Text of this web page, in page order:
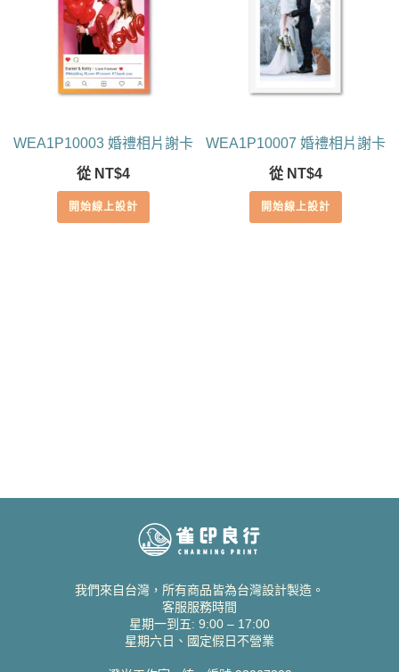
WEA1P10003 婚禮相片謝卡
從 NT$4
開始線上設計
WEA1P10007 婚禮相片謝卡
從 NT$4
開始線上設計
我們來自台灣，所有商品皆為台灣設計製造。
客服服務時間
星期一到五: 9:00 – 17:00
星期六日、國定假日不營業